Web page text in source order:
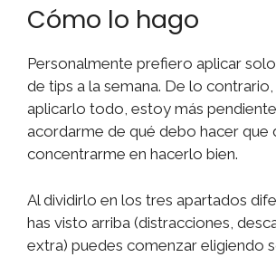
Cómo lo hago
Personalmente prefiero aplicar
de tips a la semana. De lo
aplicarlo todo, estoy más
acordarme de qué debo hacer que
concentrarme en hacerlo bien.
Al dividirlo en los tres apartados
has visto arriba (distracciones,
extra) puedes comenzar eligiendo